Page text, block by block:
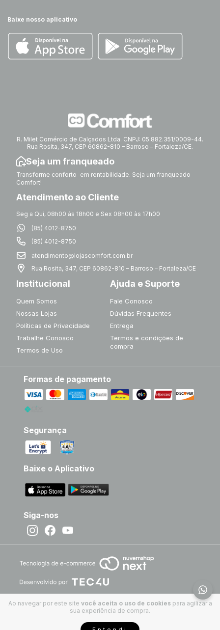
Ao navegar por este site você aceita o uso de cookiespara agilizar a
sua experiência de compra.
Baixe nosso aplicativo
R. Milet Comércio de Calçados Ltda. CNPJ: 05.882.351/0009-44.
Rua Rosita, 347, CEP 60862-810 – Barroso – Fortaleza/CE.
Seja um franqueado
Transforme conforto em rentabilidade. Seja um franqueado
Comfort!
Atendimento ao Cliente
Seg a Qui, 08h00 às 18h00 e Sex 08h00 às 17h00
(85) 4012-8750
(85) 4012-8750
atendimento@lojascomfort.com.br
Rua Rosita, 347, CEP 60862-810 – Barroso – Fortaleza/CE
Institucional
Quem Somos
Nossas Lojas
Políticas de Privacidade
Trabalhe Conosco
Termos de Uso
Ajuda e Suporte
Fale Conosco
Dúvidas Frequentes
Entrega
Termos e condições de
compra
Formas de pagamento
Segurança
Baixe o Aplicativo
Siga-nos